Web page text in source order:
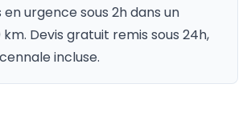
urgence sous 2h dans un
Devis gratuit remis sous 24h,
incluse.